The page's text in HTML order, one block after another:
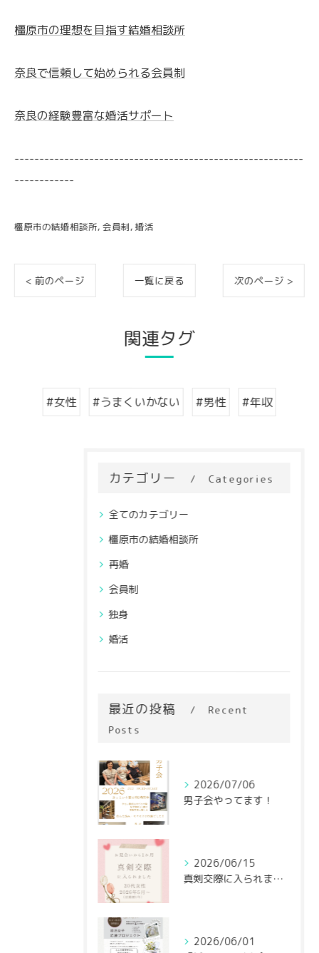
橿原市の理想を目指す結婚相談所
奈良で信頼して始められる会員制
奈良の経験豊富な婚活サポート
----------------------------------------------------------
------------
橿原市の結婚相談所 会員制 婚活
< 前のページ 一覧に戻る 次のページ >
関連タグ
#女性 #うまくいかない #男性 #年収
カテゴリー Categories
全てのカテゴリー
橿原市の結婚相談所
再婚
会員制
独身
婚活
最近の投稿 Recent
Posts
2026/07/06
男子会やってます！
2026/06/15
真剣交際に入られました♡
2026/06/01